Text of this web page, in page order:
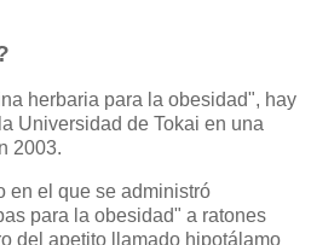
herbaria para la obesidad", hay
Universidad de Tokai en una
2003.
en el que se administró
para la obesidad" a ratones
del apetito llamado hipotálamo